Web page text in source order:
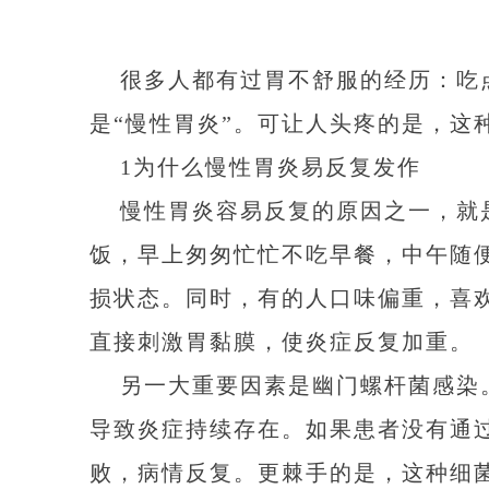
很多人都有过胃不舒服的经历：
是“慢性胃炎”。可让人头疼的是，
1为什么慢性胃炎易反复发作
慢性胃炎容易反复的原因之一，
饭，早上匆匆忙忙不吃早餐，中午随
损状态。同时，有的人口味偏重，喜
直接刺激胃黏膜，使炎症反复加重。
另一大重要因素是幽门螺杆菌感
导致炎症持续存在。如果患者没有通
败，病情反复。更棘手的是，这种细